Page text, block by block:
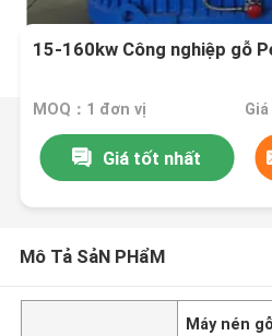
15-160kw Công nghiệp gỗ
MOQ：1 đơn vị
Giá tốt nhất
Mô Tả SảN PHẩM
Máy nén